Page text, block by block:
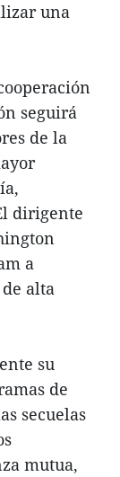
una
seguirá
de la
dirigente
a
alta
su
de
secuelas
mutua,